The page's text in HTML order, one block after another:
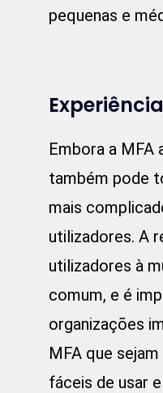
pequenas e
Embora a MFA
também pode
mais
utilizadores. A
utilizadores à
comum, e é
organizações
MFA que
fáceis de usar